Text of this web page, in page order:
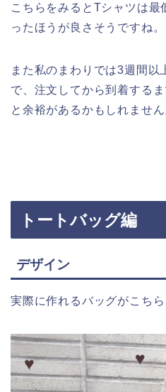
こちらをみるとTシャツは
ったほうが良さそうですね。
また私のまわりでは3週間以
で、注文してから到着する
と余裕があるかもしれません
トートバッグ編
デザイン
実際に作れるバッグがこちら